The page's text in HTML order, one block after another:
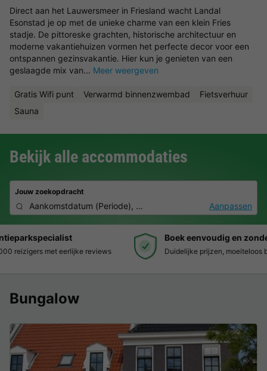
Direct aan het Lauwersmeer in Friesland wacht Landal
Esonstad je op met de unieke charme van een klein Fries
stadje. De pittoreske grachten, historische architectuur en
moderne vakantiehuizen vormen het perfecte decor voor een
ontspannen gezinsvakantie. Hier kun je genieten van een
geslaagde mix van... Meer weergeven
Gratis Wifi punt Verwarmd binnenzwembad
Fietsverhuur
Sauna
Bekijk alle accommodaties
Jouw zoekopdracht
Aankomstdatum (Periode), 2 personen, 0 huisdierAanpassen
Boek eenvoudig en zonder stress
Duidelijke prijzen, moeiteloos boeken en veilige betaalomgeving
Bungalow